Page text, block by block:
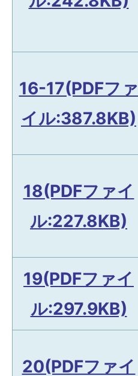
16-17(PDFファ
イル:387.8KB)
18(PDFファイ
ル:227.8KB)
19(PDFファイ
ル:297.9KB)
20(PDFファイ